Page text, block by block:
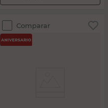
Comparar